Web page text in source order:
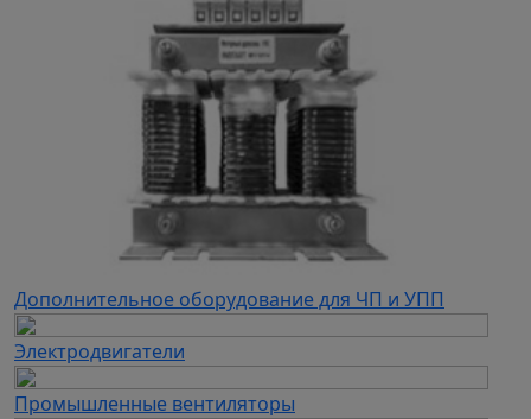
Дополнительное оборудование для ЧП и УПП
Электродвигатели
Промышленные вентиляторы